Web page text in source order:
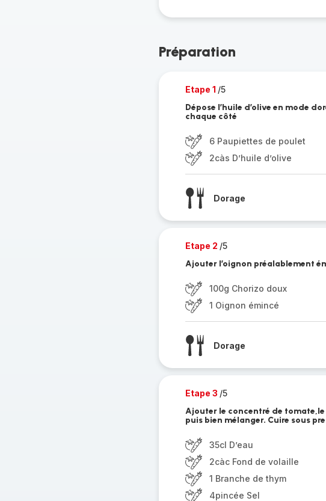
Préparation
Etape 1 /5
Dépose l’huile d’olive en mode
chaque côté
6 Paupiettes de poulet
2càs D’huile d’olive
Dorage
Etape 2 /5
Ajouter l’oignon préalablement
100g Chorizo doux
1 Oignon émincé
Dorage
Etape 3 /5
Ajouter le concentré de
puis bien mélanger. Cuire sous
35cl D’eau
2càc Fond de volaille
1 Branche de thym
4pincée Sel